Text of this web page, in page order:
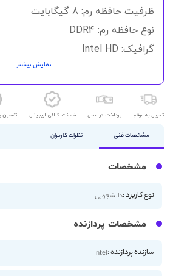
ظرفیت حافظه رم: 8 گیگابایت
نوع حافظه رم: DDR4
گرافیک: Intel HD
اندازه صفحه نمایش: 15.6 اینچ
کیفیت صفحه نمایش: FHD
نمایش بیشتر
تحویل به موقع پرداخت در محل ضمانت کالای اورجینال تضمین
مشخصات فنی نظرات کاربران
مشخصات
نوع کاربرد :دانشجویی
مشخصات پردازنده
سازنده پردازنده :Intel